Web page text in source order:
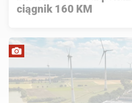
ciągnik 160 KM